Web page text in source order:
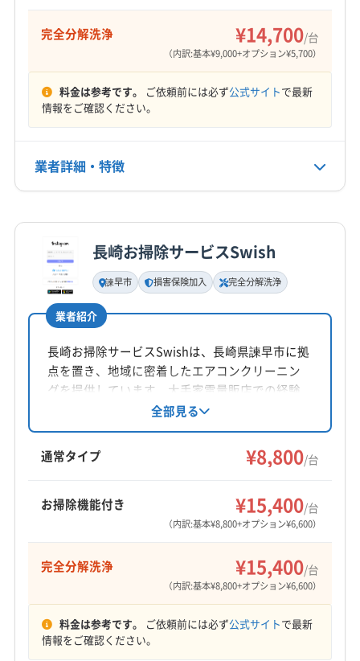
完全分解洗浄 ¥14,700/台
（内訳:基本¥9,000+オプション¥5,700）
料金は参考です。 ご依頼前には必ず公式サイトで最新
情報をご確認ください。
業者詳細・特徴
基本情報
代表者名
上本直樹
所在地
長崎県長崎市田中町280-242 F
対応地域
諫早市
西彼杵郡時津町
西彼杵郡長与町
東彼杵郡東彼杵町 東彼杵郡波佐見町
095-801-4700
公式HP
長崎お掃除サービスSwish
諫早市 損害保険加入 完全分解洗浄
業者紹介
長崎お掃除サービスSwishは、長崎県諫早市に拠
点を置き、地域に密着したエアコンクリーニン
グを提供しています。大手家電量販店での経験
を持つスタッフが、丁寧な作業とわかりやすい
説明を心掛けています。完全分解洗浄や抗菌コ
ートなどのオプションも充実。損害保険加入済
みで、万が一の際も安心です。営業時間外の予
全部見る
通常タイプ ¥8,800/台
お掃除機能付き ¥15,400/台
（内訳:基本¥8,800+オプション¥6,600）
完全分解洗浄 ¥15,400/台
（内訳:基本¥8,800+オプション¥6,600）
料金は参考です。 ご依頼前には必ず公式サイトで最新
情報をご確認ください。